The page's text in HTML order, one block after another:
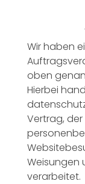
Wir haben
oben
Hierbei
Vertrag,
Weisungen
verarbeitet.